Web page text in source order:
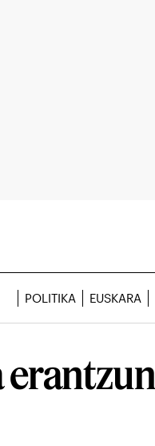
POLITIKA EUSKARA
erantzun